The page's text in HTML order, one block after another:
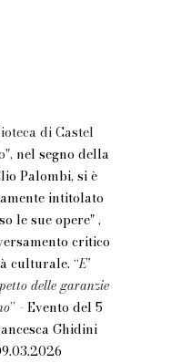
di Castel
, nel segno della
Palombi, si è
intitolato
le sue opere" ,
critico
culturale. “E’
delle garanzie
” - Evento del 5
Ghidini